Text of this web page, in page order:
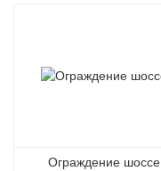
Ограждение шоссе